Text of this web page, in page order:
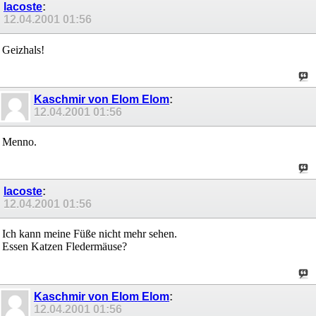
lacoste:
12.04.2001 01:56
Geizhals!
Kaschmir von Elom Elom:
12.04.2001 01:56
Menno.
lacoste:
12.04.2001 01:56
Ich kann meine Füße nicht mehr sehen.
Essen Katzen Fledermäuse?
Kaschmir von Elom Elom:
12.04.2001 01:56